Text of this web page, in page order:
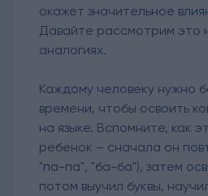
окажет значительное
Давайте рассмотрим это
аналогиях.
Каждому человеку нужно
времени, чтобы освоить
на языке. Вспомните, как
ребенок – сначала он
"па-па", "ба-ба"), затем
потом выучил буквы,